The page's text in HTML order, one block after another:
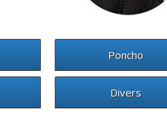
Poncho
Divers